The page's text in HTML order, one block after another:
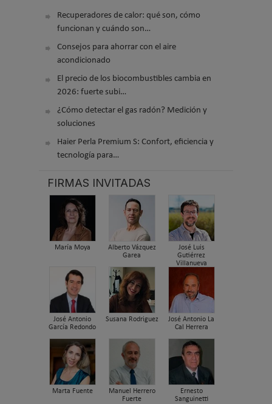
Recuperadores de calor: qué son, cómo
funcionan y cuándo son…
Consejos para ahorrar con el aire
acondicionado
El precio de los biocombustibles cambia en
2026: fuerte subi…
¿Cómo detectar el gas radón? Medición y
soluciones
Haier Perla Premium S: Confort, eficiencia y
tecnología para…
FIRMAS INVITADAS
María Moya
Alberto Vázquez
Garea
José Luis
Gutiérrez
Villanueva
José Antonio
García Redondo
Susana Rodriguez
José Antonio La
Cal Herrera
Marta Fuente
Manuel Herrero
Fuerte
Ernesto
Sanguinetti